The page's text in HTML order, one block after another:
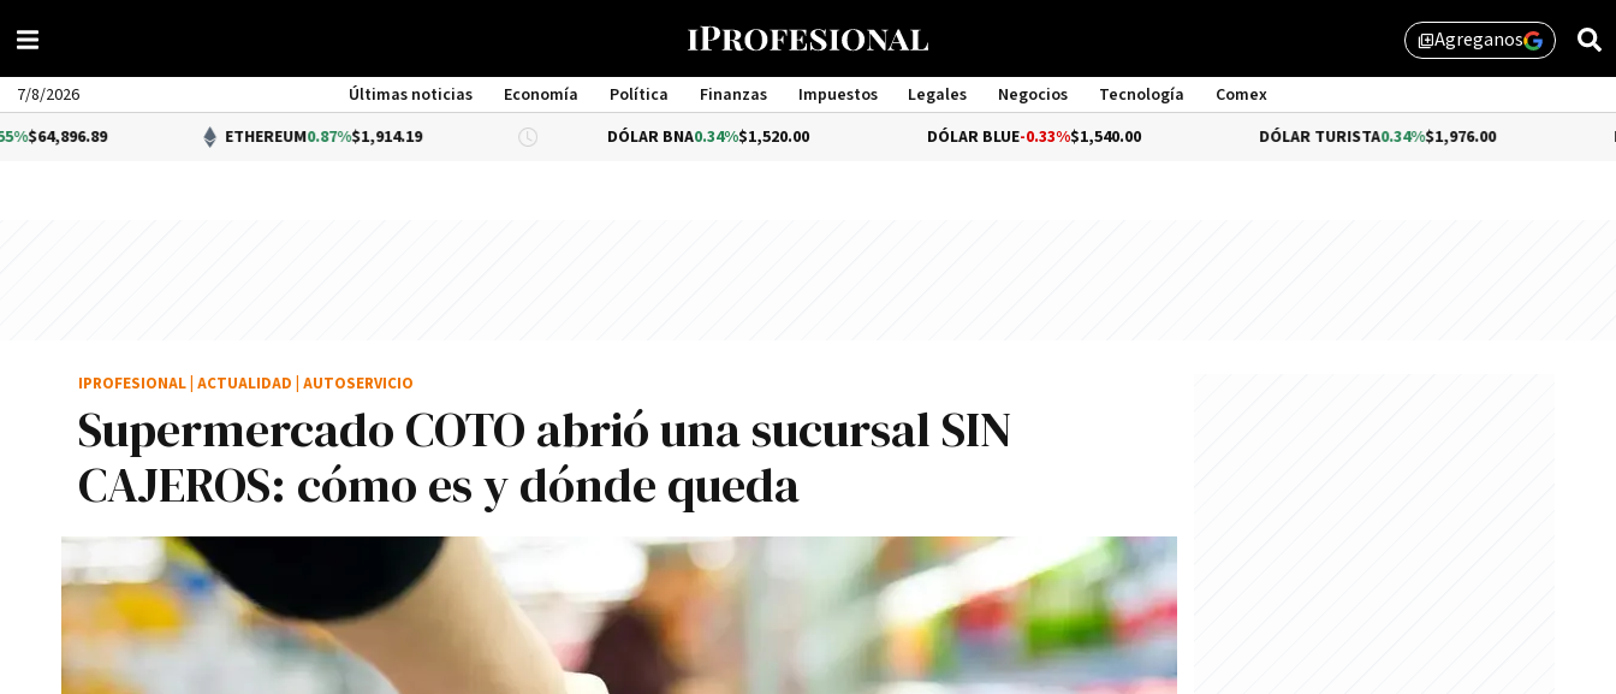
library_addAgreganos
7/8/2026 Últimas noticias Economía Política Finanzas Impuestos Legales Negocios Tecnología
Comex
Management
ETHEREUM 0.87%$1,914.19 DÓLAR BNA0.34%$1,520.00 DÓLAR BLUE-0.33%$1,540.00 DÓLAR TURISTA0.34%$1,976.00 DÓLAR
Supermercado COTO abrió una sucursal SIN
CAJEROS: cómo es y dónde queda
IPROFESIONAL ACTUALIDAD AUTOSERVICIO